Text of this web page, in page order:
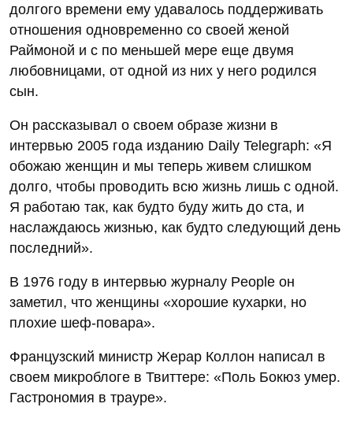
долгого времени ему удавалось поддерживать
отношения одновременно со своей женой
Раймоной и с по меньшей мере еще двумя
любовницами, от одной из них у него родился
сын.
Он рассказывал о своем образе жизни в
интервью 2005 года изданию Daily Telegraph: «Я
обожаю женщин и мы теперь живем слишком
долго, чтобы проводить всю жизнь лишь с одной.
Я работаю так, как будто буду жить до ста, и
наслаждаюсь жизнью, как будто следующий день
последний».
В 1976 году в интервью журналу People он
заметил, что женщины «хорошие кухарки, но
плохие шеф-повара».
Французский министр Жерар Коллон написал в
своем микроблоге в Твиттере: «Поль Бокюз умер.
Гастрономия в трауре».